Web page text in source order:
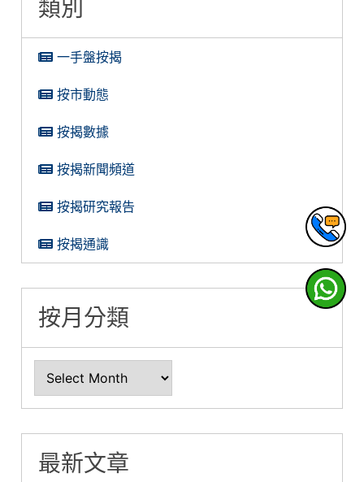
類別
一手盤按揭
按市動態
按揭數據
按揭新聞頻道
按揭研究報告
按揭通識
按月分類
最新文章